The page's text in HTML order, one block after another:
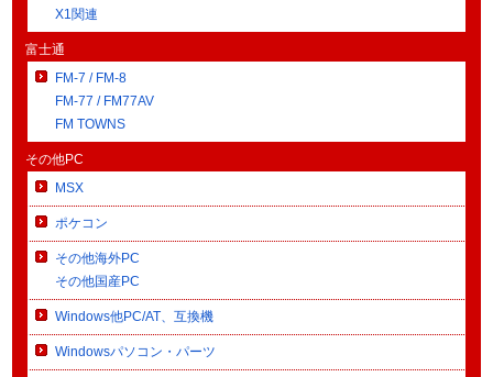
X1関連
富士通
FM-7 / FM-8
FM-77 / FM77AV
FM TOWNS
その他PC
MSX
ポケコン
その他海外PC
その他国産PC
Windows他PC/AT、互換機
Windowsパソコン・パーツ